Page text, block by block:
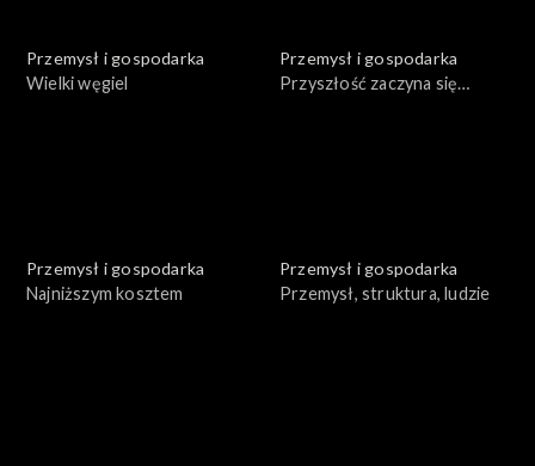
Przemysł i gospodarka
Wielki węgiel
Przemysł i gospodarka
Przyszłość zaczyna się
Przemysł i gospodarka
Najniższym kosztem
Przemysł i gospodarka
Przemysł, struktura, ludzie